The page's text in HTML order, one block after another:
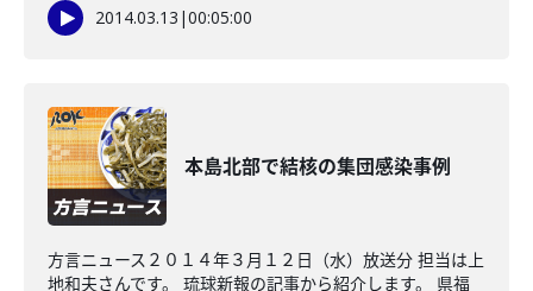
2014.03.13 |00:05:00
本島北部で結核の集団感染事例
方言ニュース２０１４年３月１２日（水）放送分 担当は上
地和夫さんです。 琉球新報の記事から紹介します。 県福